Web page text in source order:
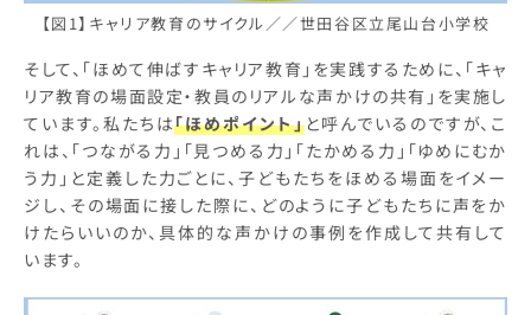
【図1】キャリア教育のサイクル／／世田谷区立尾山台小学校
そして、「ほめて伸ばすキャリア教育」を実践するために、「キャ
リア教育の場面設定・教員のリアルな声かけの共有」を実施し
ています。私たちは「ほめポイント」と呼んでいるのですが、こ
れは、「つながる力」「見つめる力」「たかめる力」「ゆめにむか
う力」と定義した力ごとに、子どもたちをほめる場面をイメー
ジし、その場面に接した際に、どのように子どもたちに声をか
けたらいいのか、具体的な声かけの事例を作成して共有して
います。